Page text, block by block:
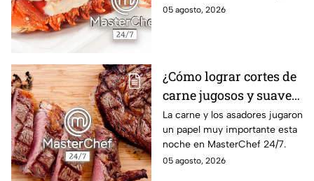
05 agosto, 2026
¿Cómo lograr cortes de
carne jugosos y suaves
al estilo MasterChef
24/7?
La carne y los asadores jugaron
un papel muy importante esta
noche en MasterChef 24/7.
05 agosto, 2026